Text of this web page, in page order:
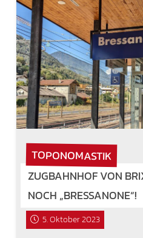
TOPONOMASTIK
ZUGBAHNHOF VON
OCH „BRESSANONE“!
5. Oktober 2023